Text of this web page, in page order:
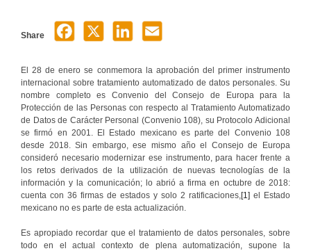
Share
El 28 de enero se conmemora la aprobación del primer instrumento
internacional sobre tratamiento automatizado de datos personales. Su
nombre completo es Convenio del Consejo de Europa para la
Protección de las Personas con respecto al Tratamiento Automatizado
de Datos de Carácter Personal (Convenio 108), su Protocolo Adicional
se firmó en 2001. El Estado mexicano es parte del Convenio 108
desde 2018. Sin embargo, ese mismo año el Consejo de Europa
consideró necesario modernizar ese instrumento, para hacer frente a
los retos derivados de la utilización de nuevas tecnologías de la
información y la comunicación; lo abrió a firma en octubre de 2018:
cuenta con 36 firmas de estados y solo 2 ratificaciones, [1] el Estado
mexicano no es parte de esta actualización.
Es apropiado recordar que el tratamiento de datos personales, sobre
todo en el actual contexto de plena automatización, supone la